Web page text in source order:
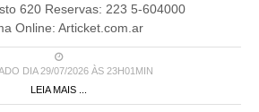
620 Reservas: 223 5-604000
Online: Articket.com.ar
DIA 29/07/2026 ÀS 23H01MIN
LEIA MAIS ...